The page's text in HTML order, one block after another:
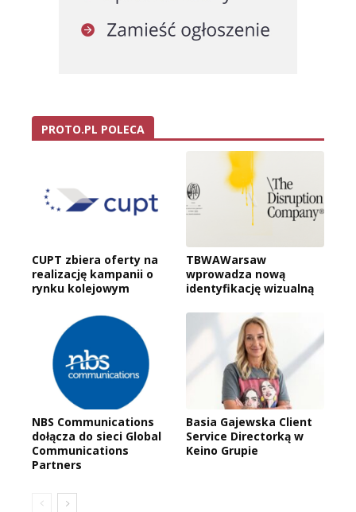
PROTO.PL POLECA
CUPT zbiera oferty na
realizację kampanii o
rynku kolejowym
TBWAWarsaw
wprowadza nową
identyfikację wizualną
NBS Communications
dołącza do sieci Global
Communications
Partners
Basia Gajewska Client
Service Directorką w
Keino Grupie